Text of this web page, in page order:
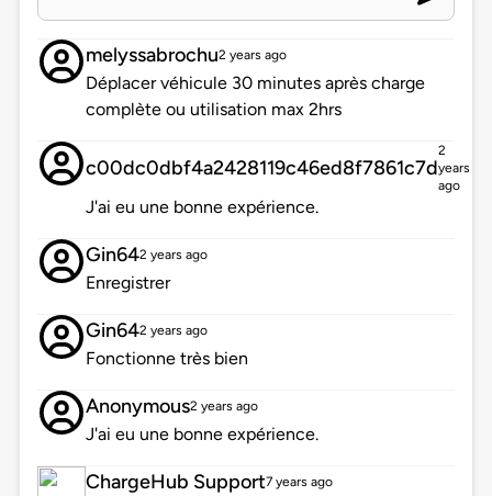
melyssabrochu2 years ago
Déplacer véhicule 30 minutes après charge
complète ou utilisation max 2hrs
c00dc0dbf4a2428119c46ed8f7861c7d
2
years
ago
J'ai eu une bonne expérience.
Gin642 years ago
Enregistrer
Gin642 years ago
Fonctionne très bien
Anonymous2 years ago
J'ai eu une bonne expérience.
ChargeHub Support7 years ago